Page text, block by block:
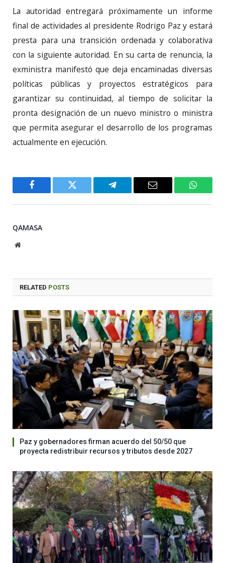
La autoridad entregará próximamente un informe
final de actividades al presidente Rodrigo Paz y estará
presta para una transición ordenada y colaborativa
con la siguiente autoridad. En su carta de renuncia, la
exministra manifestó que deja encaminadas diversas
políticas públicas y proyectos estratégicos para
garantizar su continuidad, al tiempo de solicitar la
pronta designación de un nuevo ministro o ministra
que permita asegurar el desarrollo de los programas
actualmente en ejecución.
Facebook Twitter Telegram Email
QAMASA
Website
RELATED POSTS
Paz y gobernadores firman acuerdo del 50/50 que
proyecta redistribuir recursos y tributos desde 2027